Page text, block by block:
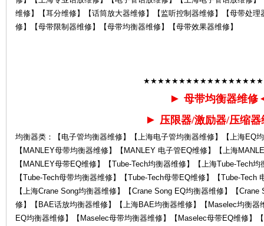
维修】【耳分维修】【话筒放大器维修】【监听控制器维修】【母带处
修】【母带限制器维修】【母带均衡器维修】【母带效果器维修】
► 母带均衡器维修
► 压限器/激励器/压缩器
均衡器类：【电子管均衡器维修】【上海电子管均衡器维修】【上海EQ
【MANLEY母带均衡器维修】【MANLEY 电子管EQ维修】【上海
【MANLEY母带EQ维修】【Tube-Tech均衡器维修】【上海Tube-Tech
【Tube-Tech母带均衡器维修】【Tube-Tech母带EQ维修】【Tube-
【上海Crane Song均衡器维修】【Crane Song EQ均衡器维修】【
修】【BAE话放均衡器维修】【上海BAE均衡器维修】【Maselec均衡
EQ均衡器维修】【Maselec母带均衡器维修】【Maselec母带EQ维修】